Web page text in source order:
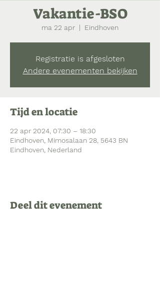
Vakantie-BSO
ma 22 apr
  |
Eindhoven
Registratie is afgesloten
Andere evenementen bekijken
Tijd en locatie
22 apr 2024, 07:30 – 18:30
Eindhoven, Mimosalaan 28, 5643 BN
Eindhoven, Nederland
Deel dit evenement